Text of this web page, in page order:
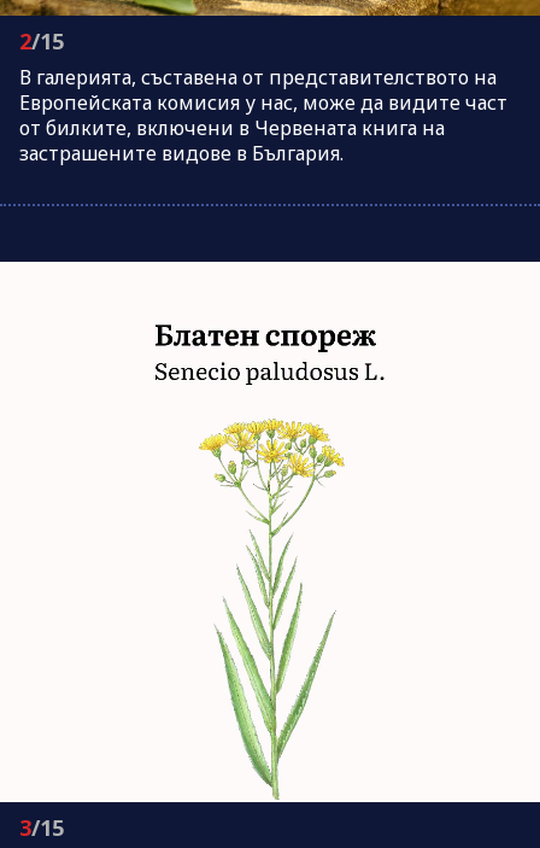
2/15
В галерията, съставена от представителството на
Европейската комисия у нас, може да видите част
от билките, включени в Червената книга на
застрашените видове в България.
3/15